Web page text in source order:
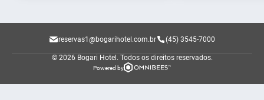
reservas1@bogarihotel.com.br (45) 3545-7000
© 2026 Bogari Hotel. Todos os direitos reservados.
Powered by